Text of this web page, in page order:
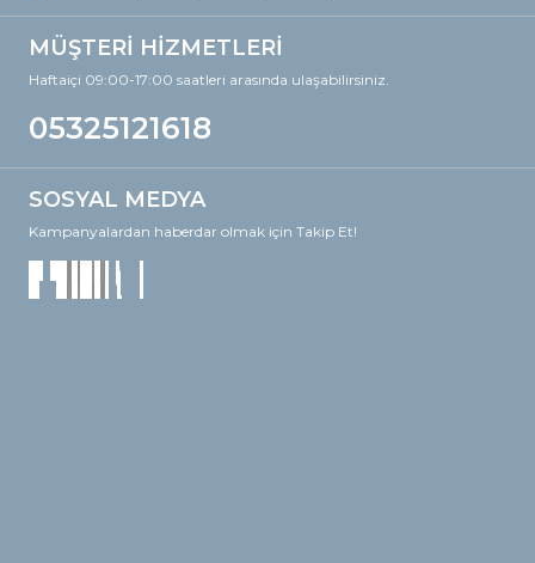
MÜŞTERİ HİZMETLERİ
Haftaiçi 09:00-17:00 saatleri arasında ulaşabilirsiniz.
05325121618
SOSYAL MEDYA
Kampanyalardan haberdar olmak için Takip Et!